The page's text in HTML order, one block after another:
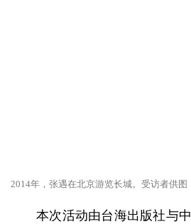
2014年，张遇在北京游览长城。受访者供图
本次活动由台海出版社与